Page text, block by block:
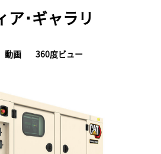
ア･ギャラリ
動画 360度ビュー